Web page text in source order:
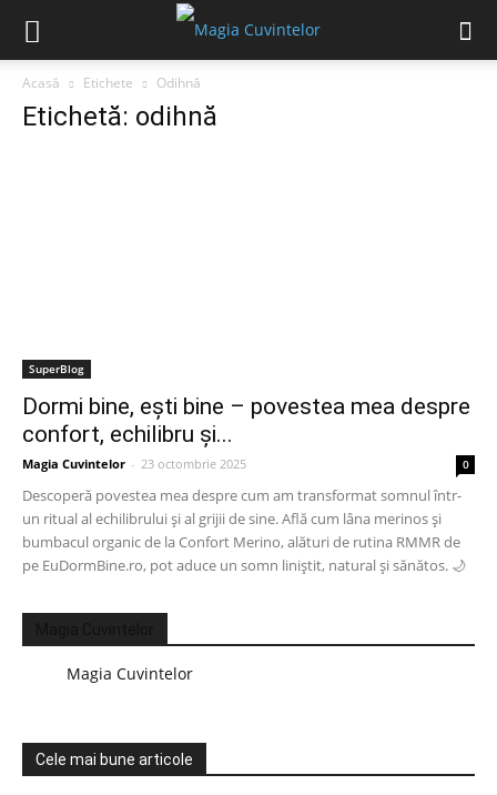
Acasă Etichete Odihnă
Etichetă: odihnă
SuperBlog
Dormi bine, ești bine – povestea mea despre
confort, echilibru și...
Magia Cuvintelor - 23 octombrie 2025 0
Descoperă povestea mea despre cum am transformat somnul într-
un ritual al echilibrului și al grijii de sine. Află cum lâna merinos și
bumbacul organic de la Confort Merino, alături de rutina RMMR de
pe EuDormBine.ro, pot aduce un somn liniștit, natural și sănătos. 🌙
Magia Cuvintelor
Cele mai bune articole